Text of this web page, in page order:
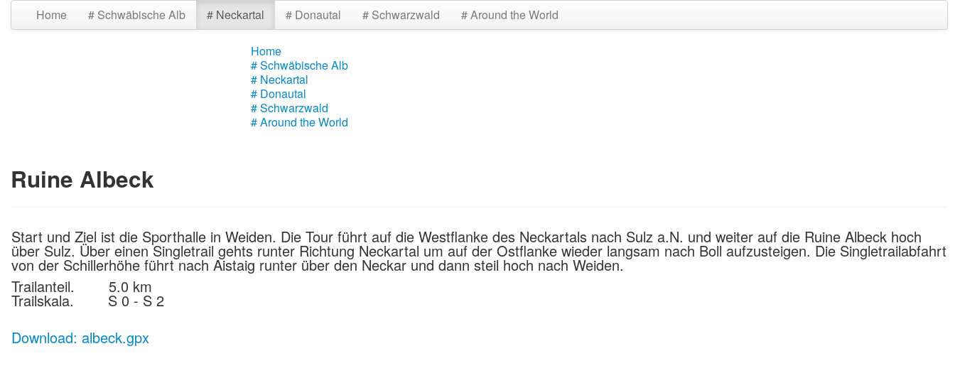
Home # Schwäbische Alb # Neckartal # Donautal # Schwarzwald # Around the World
Home
# Schwäbische Alb
# Neckartal
# Donautal
# Schwarzwald
# Around the World
Ruine Albeck
Start und Ziel ist die Sporthalle in Weiden. Die Tour führt auf die Westflanke des Neckartals nach Sulz a.N. und weiter auf die Ruine Albeck hoch
über Sulz. Über einen Singletrail gehts runter Richtung Neckartal um auf der Ostflanke wieder langsam nach Boll aufzusteigen. Die Singletrailabfahrt
von der Schillerhöhe führt nach Aistaig runter über den Neckar und dann steil hoch nach Weiden.
Trailanteil. 5.0 km
Trailskala. S 0 - S 2
Download: albeck.gpx